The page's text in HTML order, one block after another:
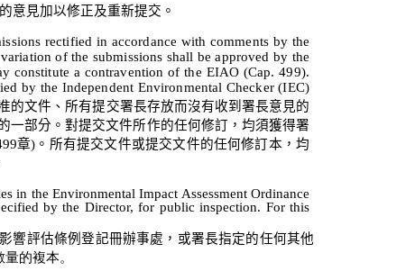
意見加以修正及重新提交。
rectified in accordance with comments by the
of the submissions shall be approved by the
constitute a contravention of the EIAO (Cap. 499).
by the Independent Environmental Checker (IEC)
的文件、所有提交署長存放而沒有收到署長意見的
一部分。對提交文件所作的任何修訂， 均須獲得署
章) 。所有提交文件或提交文件的任何修訂本，均
in the Environmental Impact Assessment Ordinance
by the Director, for public inspection. For this
響評估條例登記冊辦事處，或署長指定的任何其他
量的複本。